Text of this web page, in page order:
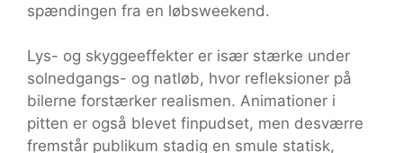
spændingen fra en løbsweekend.
Lys- og skyggeeffekter er især stærke under
solnedgangs- og natløb, hvor refleksioner på
bilerne forstærker realismen. Animationer i
pitten er også blevet finpudset, men desværre
fremstår publikum stadig en smule statisk,